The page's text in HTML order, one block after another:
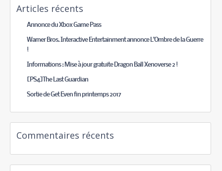
Articles récents
Annonce du Xbox Game Pass
Warner Bros. Interactive Entertainment annonce L’Ombre de la Guerre
!
Informations : Mise à jour gratuite Dragon Ball Xenoverse 2 !
[PS4]The Last Guardian
Sortie de Get Even fin printemps 2017
Commentaires récents